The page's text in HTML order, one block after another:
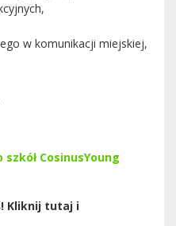
w komunikacji miejskiej,
CosinusYoung
Kliknij tutaj i